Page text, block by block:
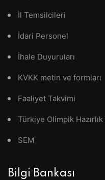
İl Temsilcileri
İdari Personel
İhale Duyuruları
KVKK metin ve formları
Faaliyet Takvimi
Türkiye Olimpik
SEM
Bilgi Bankası